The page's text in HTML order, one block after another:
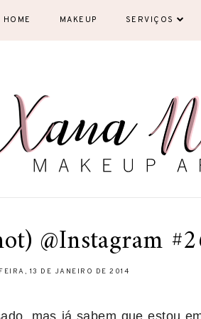
HOME MAKEUP SERVIÇOS
@Instagram
13 DE JANEIRO DE 2014
mas já sabem que estou